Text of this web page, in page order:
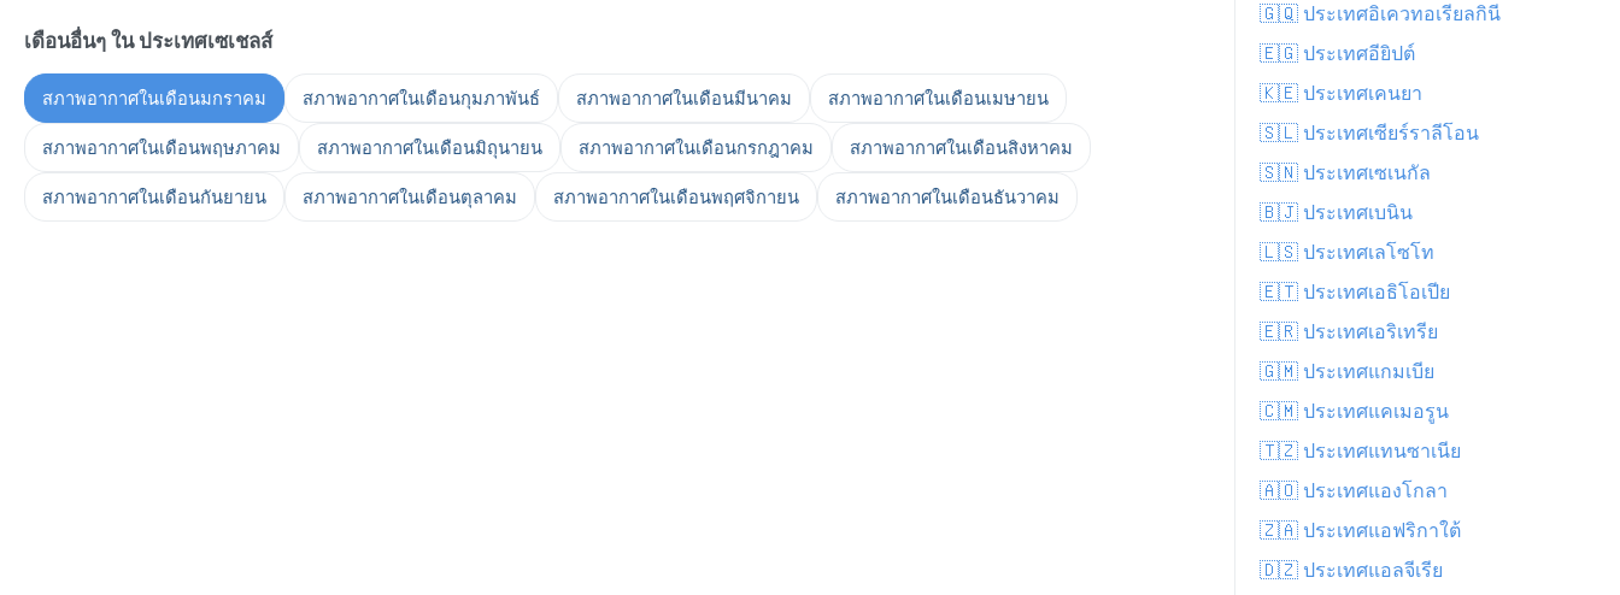
เดือนอื่นๆ ใน ประเทศเซเชลส์
สภาพอากาศในเดือนมกราคม สภาพอากาศในเดือนกุมภาพันธ์ สภาพอากาศในเดือนมีนาคม สภาพอากาศในเดือนเมษายน
สภาพอากาศในเดือนพฤษภาคม สภาพอากาศในเดือนมิถุนายน สภาพอากาศในเดือนกรกฎาคม สภาพอากาศในเดือนสิงหาคม
สภาพอากาศในเดือนกันยายน สภาพอากาศในเดือนตุลาคม สภาพอากาศในเดือนพฤศจิกายน สภาพอากาศในเดือนธันวาคม
🇬🇶 ประเทศอิเควทอเรียลกินี
🇪🇬 ประเทศอียิปต์
🇰🇪 ประเทศเคนยา
🇸🇱 ประเทศเซียร์ราลีโอน
🇸🇳 ประเทศเซเนกัล
🇧🇯 ประเทศเบนิน
🇱🇸 ประเทศเลโซโท
🇪🇹 ประเทศเอธิโอเปีย
🇪🇷 ประเทศเอริเทรีย
🇬🇲 ประเทศแกมเบีย
🇨🇲 ประเทศแคเมอรูน
🇹🇿 ประเทศแทนซาเนีย
🇦🇴 ประเทศแองโกลา
🇿🇦 ประเทศแอฟริกาใต้
🇩🇿 ประเทศแอลจีเรีย